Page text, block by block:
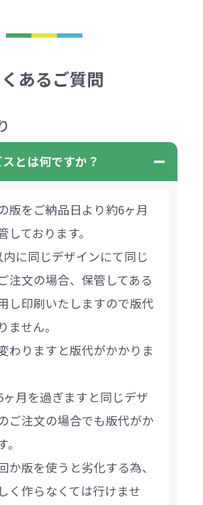
あるご質問
とは何ですか？
版をご納品日より約6ヶ月
しております。
内に同じデザインにて同じ
注文の場合、保管してある
し印刷いたしますので版代
ません。
わりますと版代がかかりま
ヶ月を過ぎますと同じデザ
ご注文の場合でも版代がか
か版を使うと劣化する為、
く作らなくては行けませ